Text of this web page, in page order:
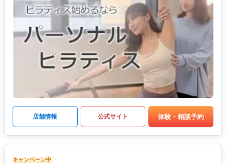
店舗情報 公式サイト 体験・相談予約
キャンペーン中